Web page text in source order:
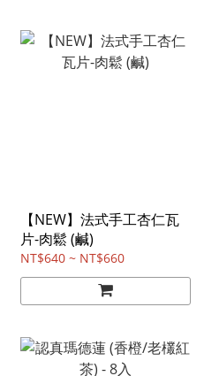
【NEW】法式手工杏仁瓦
片-肉鬆 (鹹)
NT$640 ~ NT$660